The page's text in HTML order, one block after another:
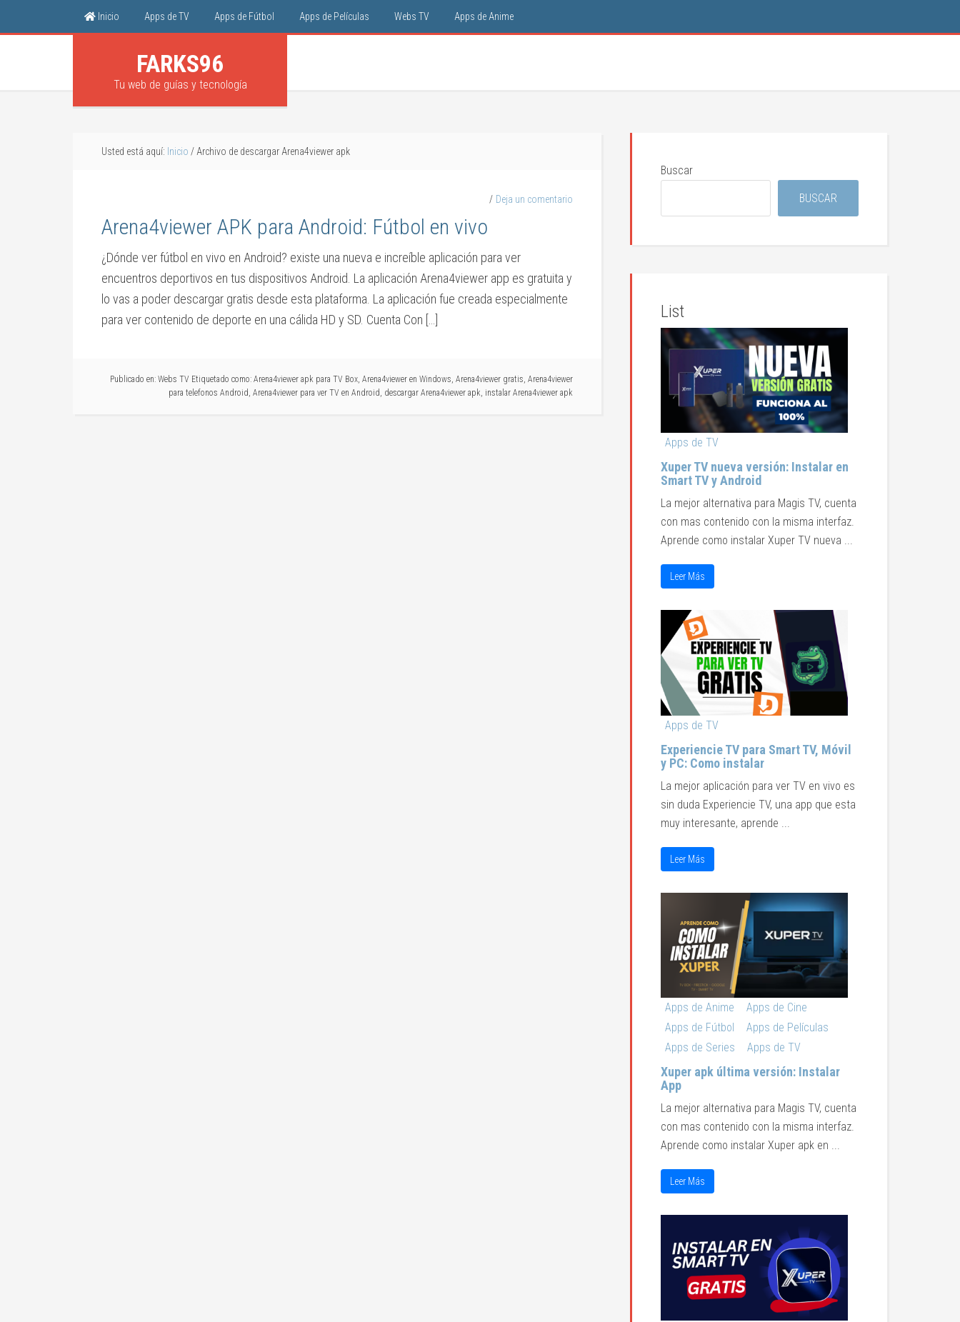
Inicio Apps de TV Apps de Fútbol Apps de Películas Webs TV Apps de Anime
FARKS96
Tu web de guías y tecnología
Usted está aquí: Inicio / Archivo de descargar Arena4viewer apk
Deja un comentario
Arena4viewer APK para Android: Fútbol en vivo
¿Dónde ver fútbol en vivo en Android? existe una nueva e increíble aplicación para ver
encuentros deportivos en tus dispositivos Android. La aplicación Arena4viewer app es gratuita y
lo vas a poder descargar gratis desde esta plataforma. La aplicación fue creada especialmente
para ver contenido de deporte en una cálida HD y SD. Cuenta Con […]
Publicado en: Webs TV Etiquetado como: Arena4viewer apk para TV Box, Arena4viewer en Windows, Arena4viewer gratis, Arena4viewer
para telefonos Android, Arena4viewer para ver TV en Android, descargar Arena4viewer apk, instalar Arena4viewer apk
Buscar
BUSCAR
List
Apps de TV
Xuper TV nueva versión: Instalar en
Smart TV y Android
La mejor alternativa para Magis TV, cuenta
con mas contenido con la misma interfaz.
Aprende como instalar Xuper TV nueva ...
Leer Más
Apps de TV
Experiencie TV para Smart TV, Móvil
y PC: Como instalar
La mejor aplicación para ver TV en vivo es
sin duda Experiencie TV, una app que esta
muy interesante, aprende ...
Leer Más
Apps de Anime
Apps de Cine
Apps de Fútbol
Apps de Películas
Apps de Series
Apps de TV
Xuper apk última versión: Instalar
App
La mejor alternativa para Magis TV, cuenta
con mas contenido con la misma interfaz.
Aprende como instalar Xuper apk en ...
Leer Más